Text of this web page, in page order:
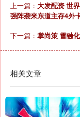
上一篇： 大发配资 世
强阵袭来东道主存4外
下一篇： 掌尚策 雪融
相关文章